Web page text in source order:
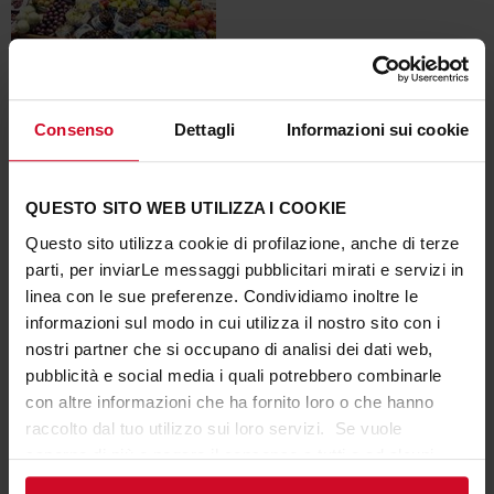
Consenso Dettagli Informazioni sui cookie
QUESTO SITO WEB UTILIZZA I COOKIE
Questo sito utilizza cookie di profilazione, anche di terze
parti, per inviarLe messaggi pubblicitari mirati e servizi in
linea con le sue preferenze. Condividiamo inoltre le
informazioni sul modo in cui utilizza il nostro sito con i
nostri partner che si occupano di analisi dei dati web,
pubblicità e social media i quali potrebbero combinarle
con altre informazioni che ha fornito loro o che hanno
raccolto dal tuo utilizzo sui loro servizi. Se vuole
saperne di più o negare il consenso a tutti o ad alcuni
cookieclicchi qui. Il consenso può essere espresso
Cefla in Muscat für den Supermarkt Al Meera
Einweihung der neuen Verkaufsstelle im Oman
Katar, hat vor Kurzem im Raum von
Al Muzn
des Flughafens von
Muscatim Oman einen Supermarkt mit
mehr als 1500 m2 Verkaufsfläche eröffnet. Für diese neue
Verkaufsstelle konnte Celfa Einrichtungslösungen liefern,
die eigens konzipiert wurden, um die Ware besser zur
Geltung zu bringen und den in den verschiedenen
Einkaufsbereichen gebotenen Platz optimal zu nutzen. Für
und modular aufbaubaren GitterfachbodenWireplusin